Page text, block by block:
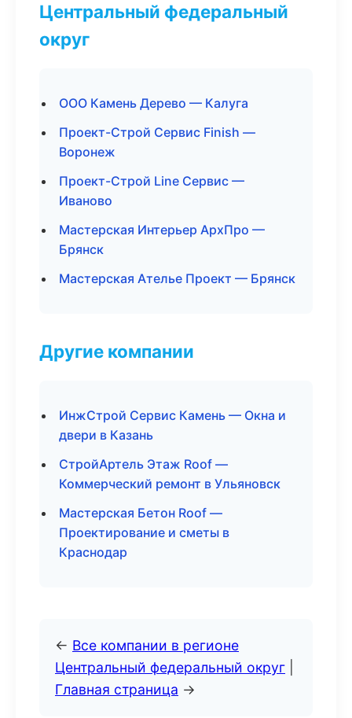
Центральный федеральный
округ
ООО Камень Дерево — Калуга
Проект-Строй Сервис Finish —
Воронеж
Проект-Строй Line Сервис —
Иваново
Мастерская Интерьер АрхПро —
Брянск
Мастерская Ателье Проект — Брянск
Другие компании
ИнжСтрой Сервис Камень — Окна и
двери в Казань
СтройАртель Этаж Roof —
Коммерческий ремонт в Ульяновск
Мастерская Бетон Roof —
Проектирование и сметы в
Краснодар
← Все компании в регионе
Центральный федеральный округ
Главная страница →